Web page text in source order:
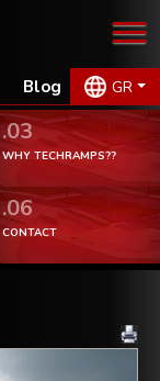
Blog GR
.03
WHY TECHRAMPS??
.06
CONTACT